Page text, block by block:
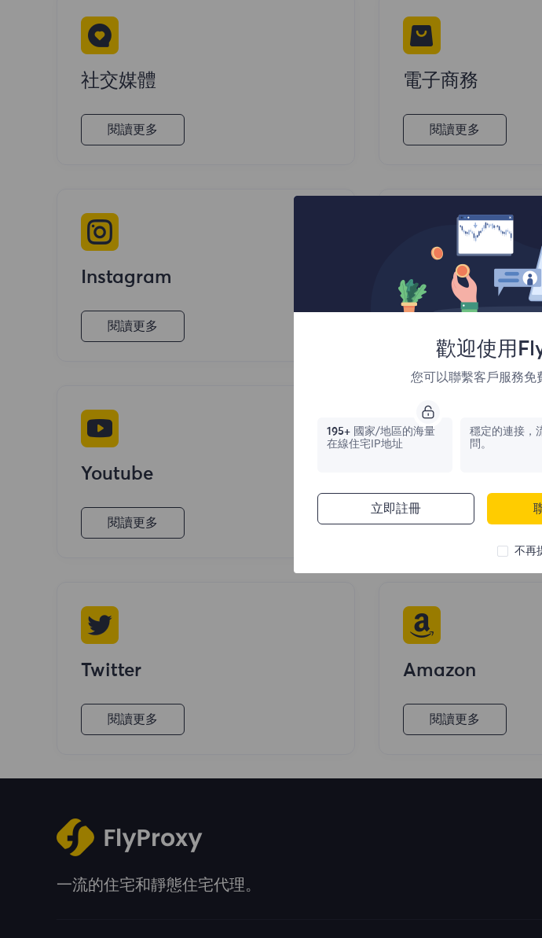
社交媒體
閱讀更多
電子商務
閱讀更多
Instagram
閱讀更多
Reddit
Youtube
閱讀更多 閱讀更多
Twitter
閱讀更多
Amazon
閱讀更多
一流的住宅和靜態住宅代理。
歡迎使用
您可以聯繫客戶服務免
195+ 國家/地區的海量
在線住宅IP地址
穩定的連接，
問。
立即註冊
不再